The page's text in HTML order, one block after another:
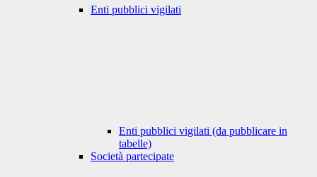
Enti pubblici vigilati
Enti pubblici vigilati (da pubblicare in
tabelle)
Società partecipate